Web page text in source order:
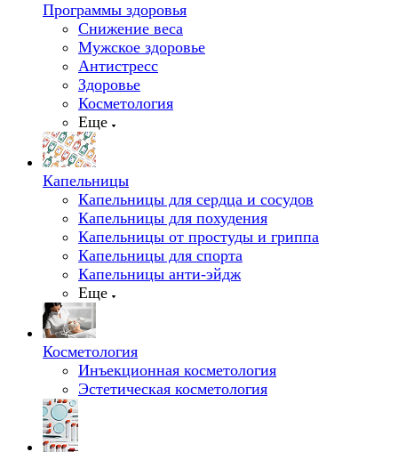
Программы здоровья
Снижение веса
Мужское здоровье
Антистресс
Здоровье
Косметология
Еще
Капельницы
Капельницы для сердца и сосудов
Капельницы для похудения
Капельницы от простуды и гриппа
Капельницы для спорта
Капельницы анти-эйдж
Еще
Косметология
Инъекционная косметология
Эстетическая косметология